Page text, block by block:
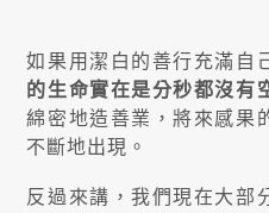
如果用潔白的善行充滿自
的生命實在是分秒都沒有
綿密地造善業，將來感果
不斷地出現。
反過來講，我們現在大部